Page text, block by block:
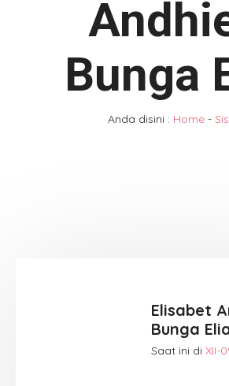
Bunga
Anda disini : Home -
Elisabet
Bunga
Saat ini diXII-